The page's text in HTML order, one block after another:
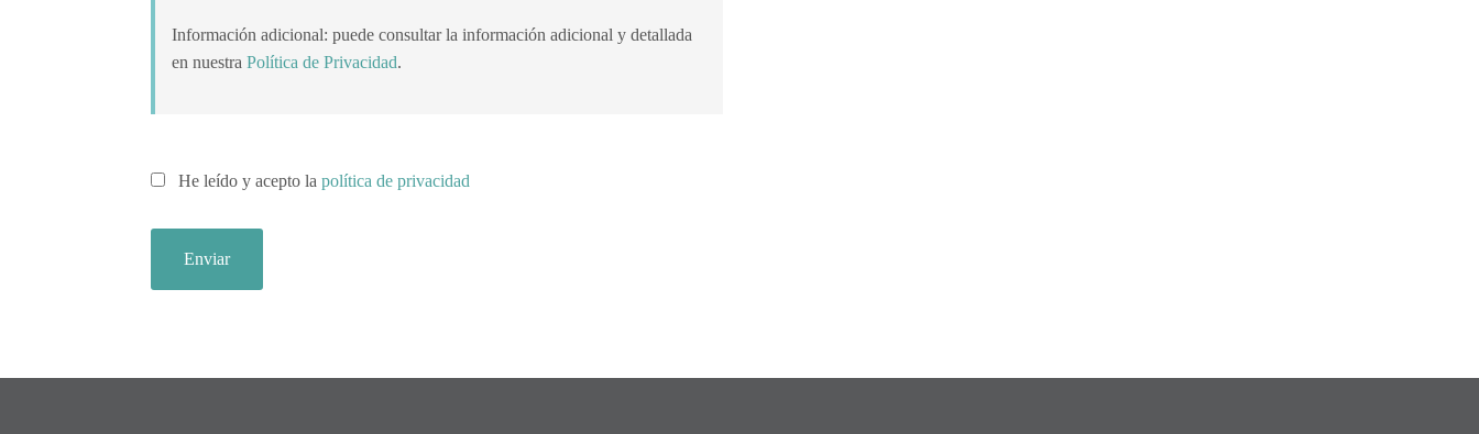
Información adicional: puede consultar la información adicional y detallada
en nuestra Política de Privacidad.
He leído y acepto la política de privacidad